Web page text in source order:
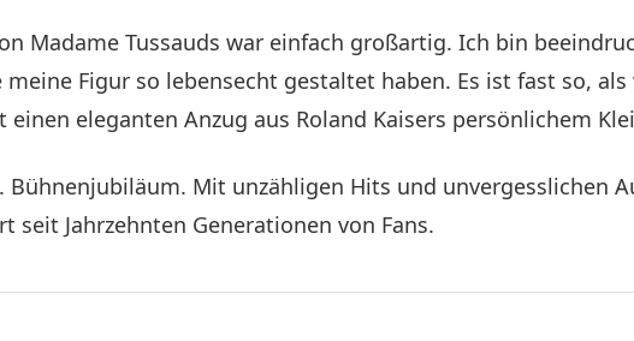
Madame Tussauds war einfach großartig. Ich bin
Figur so lebensecht gestaltet haben. Es ist fast so,
eleganten Anzug aus Roland Kaisers persönlichem
Bühnenjubiläum. Mit unzähligen Hits und unvergesslichen
Jahrzehnten Generationen von Fans.